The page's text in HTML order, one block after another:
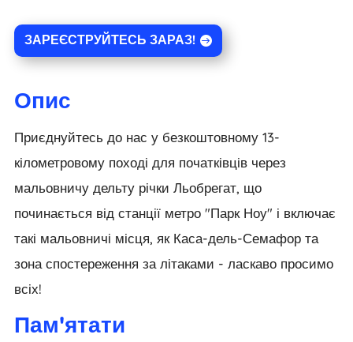
ЗАРЕЄСТРУЙТЕСЬ ЗАРАЗ!
Опис
Приєднуйтесь до нас у безкоштовному 13-
кілометровому поході для початківців через
мальовничу дельту річки Льобрегат, що
починається від станції метро "Парк Ноу" і включає
такі мальовничі місця, як Каса-дель-Семафор та
зона спостереження за літаками - ласкаво просимо
всіх!
Пам'ятати